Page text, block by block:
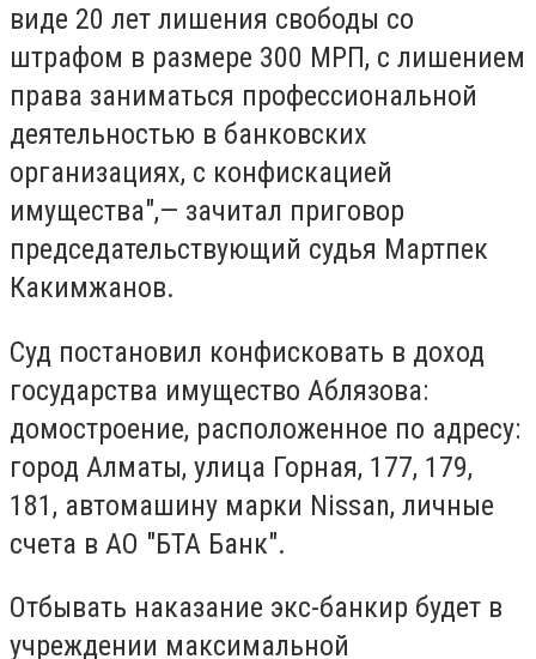
виде 20 лет лишения свободы со
штрафом в размере 300 МРП, с лишением
права заниматься профессиональной
деятельностью в банковских
организациях, с конфискацией
имущества",— зачитал приговор
председательствующий судья Мартпек
Какимжанов.
Суд постановил конфисковать в доход
государства имущество Аблязова:
домостроение, расположенное по адресу:
город Алматы, улица Горная, 177, 179,
181, автомашину марки Nissan, личные
счета в АО "БТА Банк".
Отбывать наказание экс-банкир будет в
учреждении максимальной